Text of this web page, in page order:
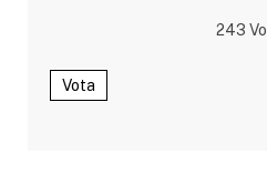
243
Vota